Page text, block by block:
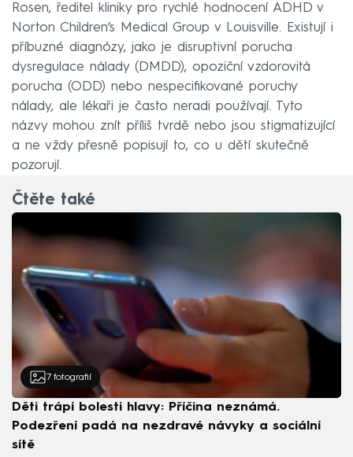
Rosen, ředitel kliniky pro rychlé hodnocení ADHD v
Norton Children’s Medical Group v Louisville. Existují i
příbuzné diagnózy, jako je disruptivní porucha
dysregulace nálady (DMDD), opoziční vzdorovitá
porucha (ODD) nebo nespecifikované poruchy
nálady, ale lékaři je často neradi používají. Tyto
názvy mohou znít příliš tvrdě nebo jsou stigmatizující
a ne vždy přesně popisují to, co u dětí skutečně
pozorují.
Čtěte také
7 fotografií
Děti trápí bolesti hlavy: Příčina neznámá.
Podezření padá na nezdravé návyky a sociální
sítě